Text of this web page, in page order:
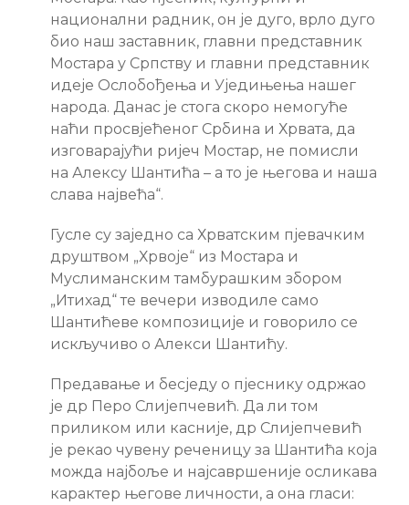
национални радник, он је дуго, врло дуго
био наш заставник, главни представник
Мостара у Српству и главни представник
идеје Ослобођења и Уједињења нашег
народа. Данас је стога скоро немогуће
наћи просвјећеног Србина и Хрвата, да
изговарајући ријеч Мостар, не помисли
на Алексу Шантића – а то је његова и наша
слава највећа“.
Гусле су заједно са Хрватским пјевачким
друштвом „Хрвоје“ из Мостара и
Муслиманским тамбурашким збором
„Итихад“ те вечери изводиле само
Шантићеве композиције и говорило се
искључиво о Алекси Шантићу.
Предавање и бесједу о пјеснику одржао
је др Перо Слијепчевић. Да ли том
приликом или касније, др Слијепчевић
је рекао чувену реченицу за Шантића која
можда најбоље и најсавршеније осликава
карактер његове личности, а она гласи: